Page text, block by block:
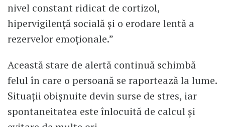
nivel constant ridicat de cortizol,
hipervigilență socială și o erodare lentă a
rezervelor emoționale.”
Această stare de alertă continuă schimbă
felul în care o persoană se raportează la lume.
Situații obișnuite devin surse de stres, iar
spontaneitatea este înlocuită de calcul și